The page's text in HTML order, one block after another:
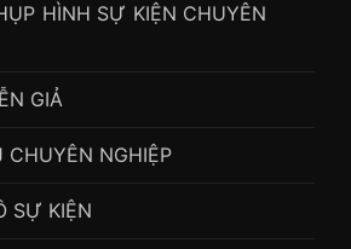
HÌNH SỰ KIỆN CHUYÊN
GIẢ
CHUYÊN NGHIỆP
SỰ KIỆN